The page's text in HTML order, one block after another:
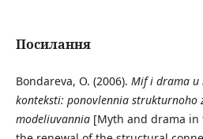
Посилання
Bondareva, O. (2006). Mif i drama
konteksti: ponovlennia strukturnoho
modeliuvannia [Myth and drama